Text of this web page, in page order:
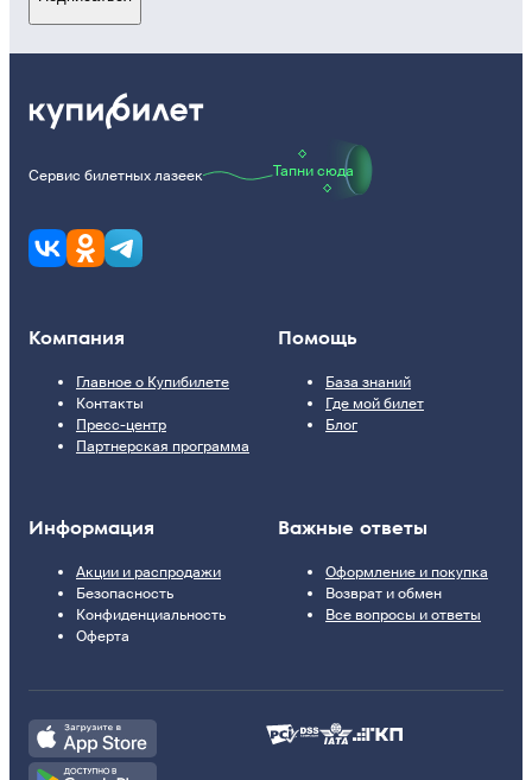
Сервис билетных лазеек Тапни сюда
Компания
Главное о Купибилете
Контакты
Пресс-центр
Партнерская программа
Помощь
База знаний
Где мой билет
Блог
Информация
Акции и распродажи
Безопасность
Конфиденциальность
Оферта
Важные ответы
Оформление и покупка
Возврат и обмен
Все вопросы и ответы